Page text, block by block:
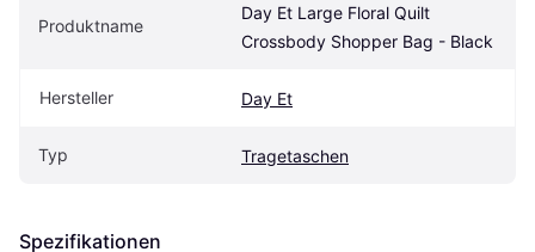
Produktname
Day Et Large Floral Quilt
Crossbody Shopper Bag - Black
Hersteller Day Et
Typ Tragetaschen
Spezifikationen